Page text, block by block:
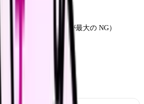
長に連絡（遅い連絡が最大の NG）
継ぎを口頭・メモで
る姿勢
状況説明